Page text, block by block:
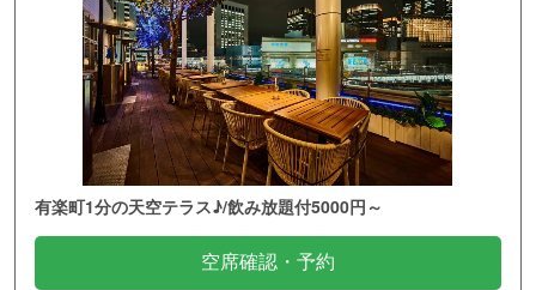
有楽町1分の天空テラス♪/飲み放題付5000円～
空席確認・予約